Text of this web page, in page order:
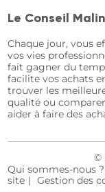
Le Conseil Malin
Chaque jour, vous
vos vies
fait gagner du
facilite vos achats
trouver les
qualité ou
aider à faire des
©
Qui sommes-nous ?
site
Gestion des